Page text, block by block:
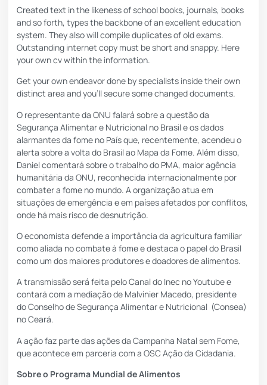
Created text in the likeness of school books, journals, books
and so forth, types the backbone of an excellent education
system. They also will compile duplicates of old exams.
Outstanding internet copy must be short and snappy. Here
your own cv within the information.
Get your own endeavor done by specialists inside their own
distinct area and you’ll secure some changed documents.
O representante da ONU falará sobre a questão da
Segurança Alimentar e Nutricional no Brasil e os dados
alarmantes da fome no País que, recentemente, acendeu o
alerta sobre a volta do Brasil ao Mapa da Fome. Além disso,
Daniel comentará sobre o trabalho do PMA, maior agência
humanitária da ONU, reconhecida internacionalmente por
combater a fome no mundo. A organização atua em
situações de emergência e em países afetados por conflitos,
onde há mais risco de desnutrição.
O economista defende a importância da agricultura familiar
como aliada no combate à fome e destaca o papel do Brasil
como um dos maiores produtores e doadores de alimentos.
A transmissão será feita pelo Canal do Inec no Youtube e
contará com a mediação de Malvinier Macedo, presidente
do Conselho de Segurança Alimentar e Nutricional (Consea)
no Ceará.
A ação faz parte das ações da Campanha Natal sem Fome,
que acontece em parceria com a OSC Ação da Cidadania.
Sobre o Programa Mundial de Alimentos